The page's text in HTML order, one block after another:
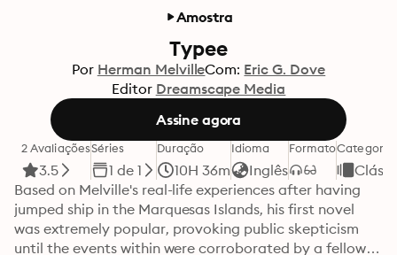
Amostra
Typee
Por Herman MelvilleCom: Eric G. Dove
Editor Dreamscape Media
Assine agora
2 Avaliações
3.5
Séries
1 de 1
Duração
10H 36m
Idioma
Inglês
FormatoCategoria
Based on Melville's real-life experiences after having
jumped ship in the Marquesas Islands, his first novel
was extremely popular, provoking public skepticism
until the events within were corroborated by a fellow